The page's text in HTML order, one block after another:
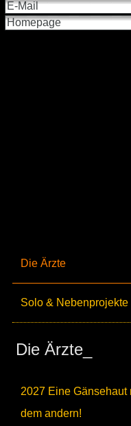
Die Ärzte
Solo & Nebenprojekte
Die Ärzte_
2027 Eine Gänsehaut
dem andern!